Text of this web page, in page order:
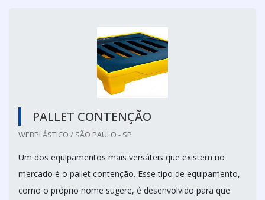
PALLET CONTENÇÃO
WEBPLÁSTICO / SÃO PAULO - SP
Um dos equipamentos mais versáteis que existem no
mercado é o pallet contenção. Esse tipo de equipamento,
como o próprio nome sugere, é desenvolvido para que